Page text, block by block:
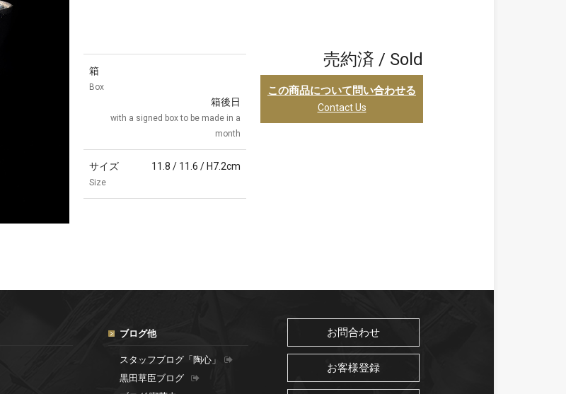
箱
Box
箱後日
with a signed box to be made in a
month
サイズ
Size
11.8 / 11.6 / H7.2cm
売約済 / Sold
この商品について問い合わせる
Contact Us
ブログ他
スタッフブログ「陶心」
黒田草臣ブログ
お問合わせ
お客様登録